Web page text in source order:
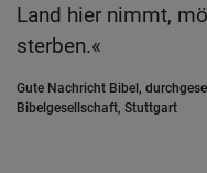
Land hier nimmt,
sterben.«
Gute Nachricht Bibel,
Bibelgesellschaft, Stuttgart